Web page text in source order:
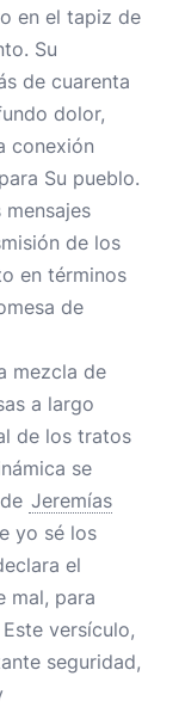
en el tapiz de
Su
de cuarenta
dolor,
conexión
Su pueblo.
de los
en términos
de
mezcla de
a largo
de los tratos
se
Jeremías
yo sé los
el
mal, para
versículo,
seguridad,